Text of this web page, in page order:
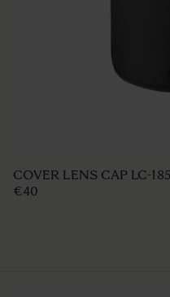
COVER LENS CAP LC-
€40